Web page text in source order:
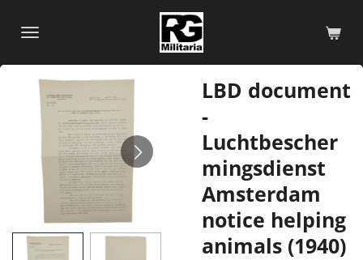
content
LBD document
-
Luchtbescher
mingsdienst
Amsterdam
notice helping
animals (1940)